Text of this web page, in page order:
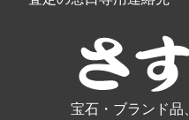
宝石・ブランド品